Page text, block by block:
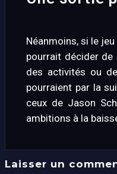
Néanmoins, si le
pourrait décider de
des activités ou
pourraient par la
ceux de Jason
ambitions à la
Laisser un